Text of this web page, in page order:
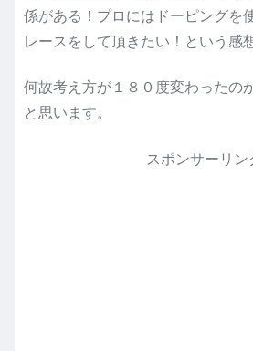
係がある！プロにはドーピングを
レースをして頂きたい！という感
何故考え方が１８０度変わったの
と思います。
スポンサーリン